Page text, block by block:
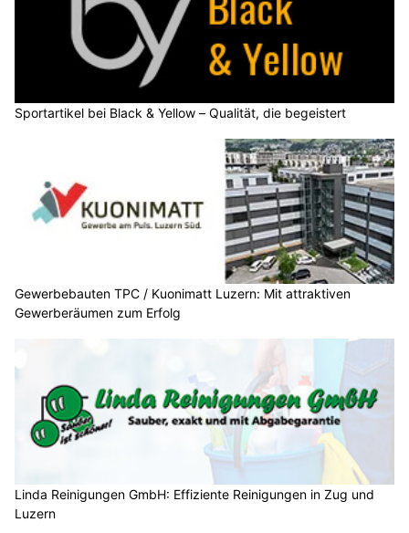
Sportartikel bei Black & Yellow – Qualität, die begeistert
Gewerbebauten TPC / Kuonimatt Luzern: Mit attraktiven
Gewerberäumen zum Erfolg
Linda Reinigungen GmbH: Effiziente Reinigungen in Zug und
Luzern